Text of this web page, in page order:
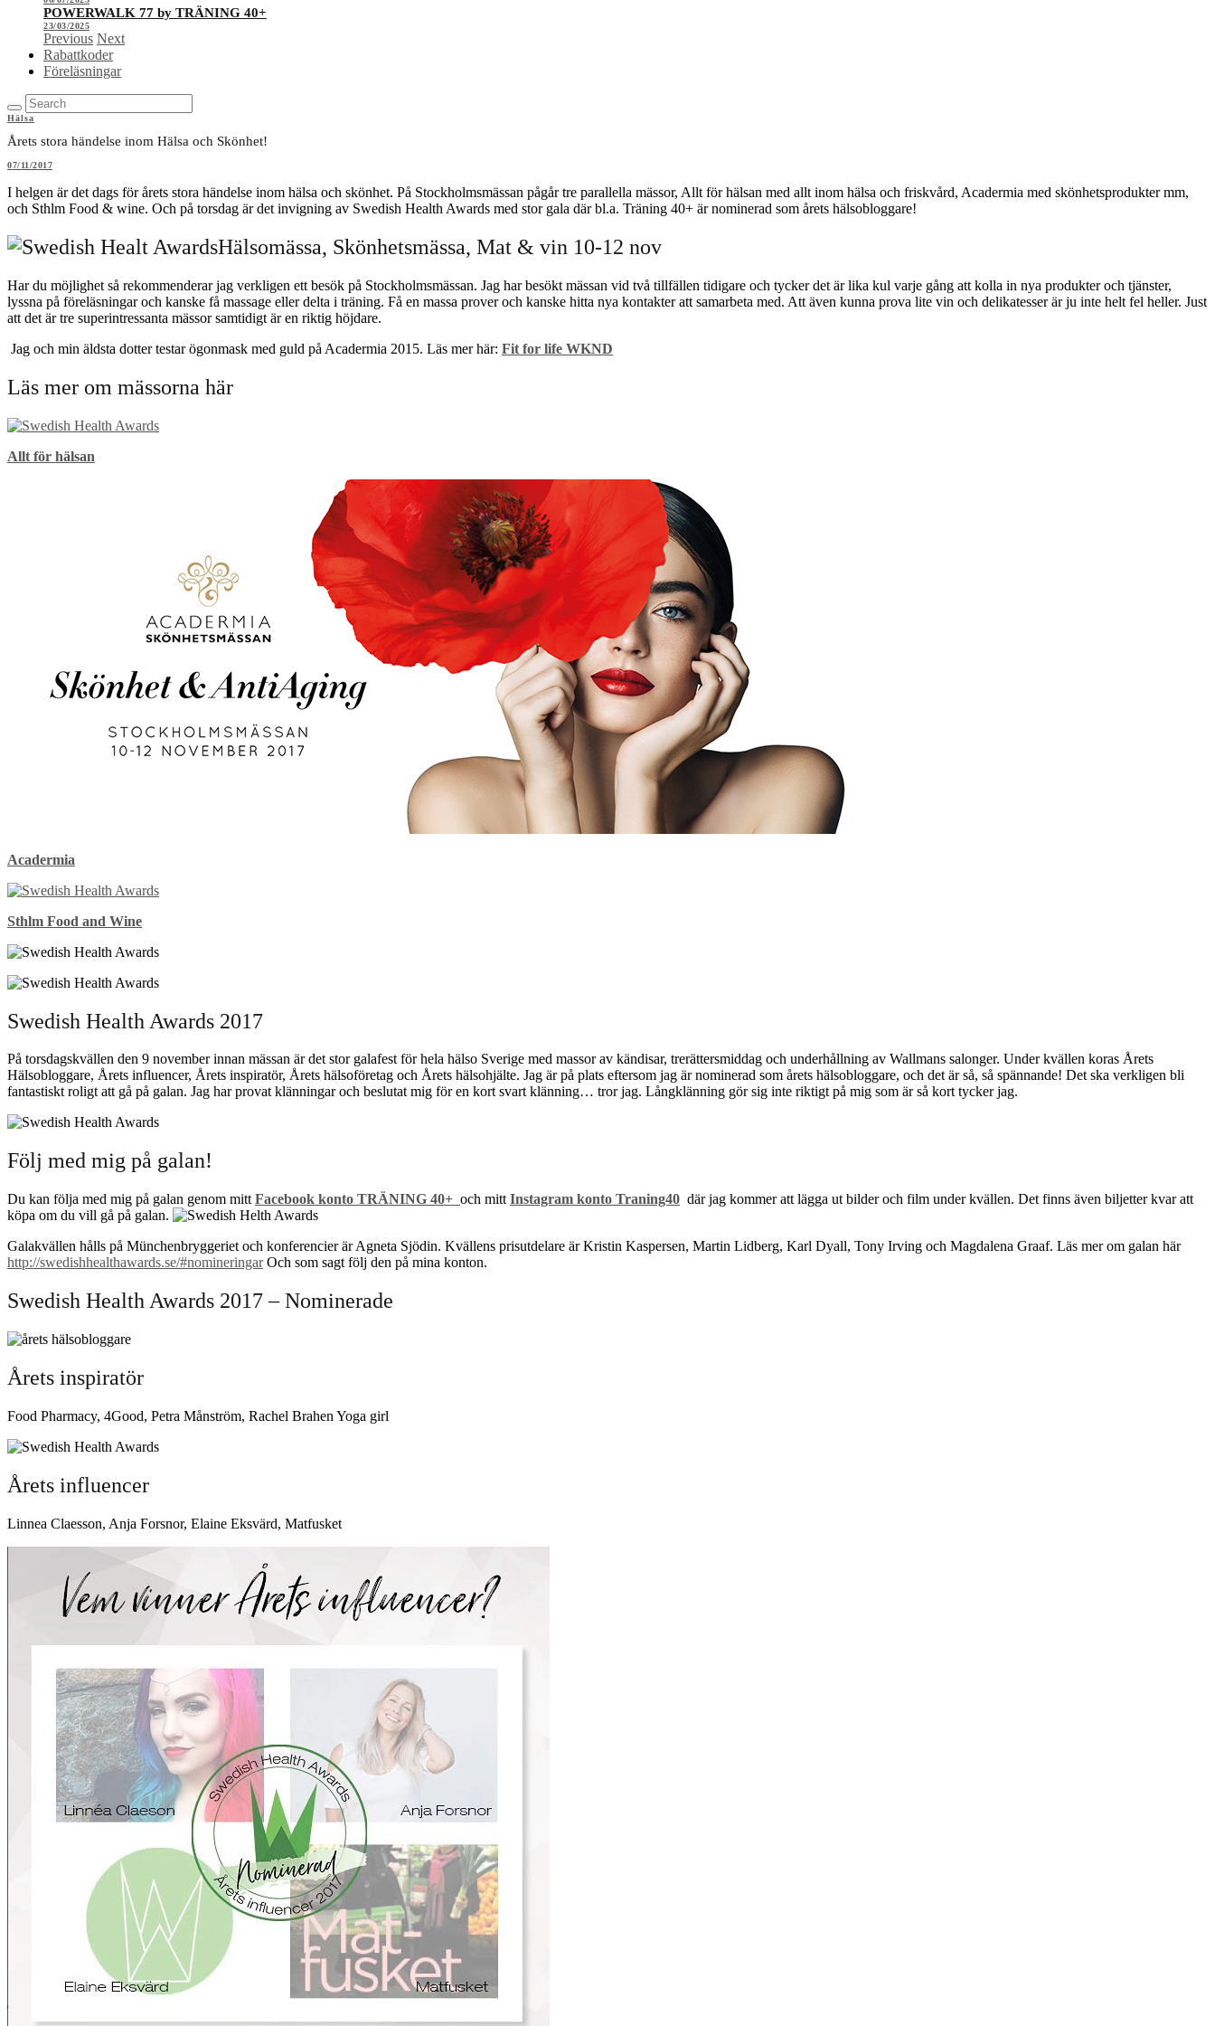
POWERWALK 77 by TRÄNING 40+
23/03/2025
Previous Next
Rabattkoder
Föreläsningar
Hälsa
Årets stora händelse inom Hälsa och Skönhet!
07/11/2017
I helgen är det dags för årets stora händelse inom hälsa och skönhet. På Stockholmsmässan pågår tre parallella mässor, Allt för hälsan med allt inom hälsa och friskvård, Acadermia med skönhetsprodukter mm,
och Sthlm Food & wine. Och på torsdag är det invigning av Swedish Health Awards med stor gala där bl.a. Träning 40+ är nominerad som årets hälsobloggare!
Hälsomässa, Skönhetsmässa, Mat & vin 10-12 nov
Har du möjlighet så rekommenderar jag verkligen ett besök på Stockholmsmässan. Jag har besökt mässan vid två tillfällen tidigare och tycker det är lika kul varje gång att kolla in nya produkter och tjänster,
lyssna på föreläsningar och kanske få massage eller delta i träning. Få en massa prover och kanske hitta nya kontakter att samarbeta med. Att även kunna prova lite vin och delikatesser är ju inte helt fel heller. Just
att det är tre superintressanta mässor samtidigt är en riktig höjdare.
Jag och min äldsta dotter testar ögonmask med guld på Acadermia 2015. Läs mer här: Fit for life WKND
Läs mer om mässorna här
Allt för hälsan
Acadermia
Sthlm Food and Wine
Swedish Health Awards 2017
På torsdagskvällen den 9 november innan mässan är det stor galafest för hela hälso Sverige med massor av kändisar, trerättersmiddag och underhållning av Wallmans salonger. Under kvällen koras Årets
Hälsobloggare, Årets influencer, Årets inspiratör, Årets hälsoföretag och Årets hälsohjälte. Jag är på plats eftersom jag är nominerad som årets hälsobloggare, och det är så, så spännande! Det ska verkligen bli
fantastiskt roligt att gå på galan. Jag har provat klänningar och beslutat mig för en kort svart klänning… tror jag. Långklänning gör sig inte riktigt på mig som är så kort tycker jag.
Följ med mig på galan!
Du kan följa med mig på galan genom mitt Facebook konto TRÄNING 40+ och mitt Instagram konto Traning40 där jag kommer att lägga ut bilder och film under kvällen. Det finns även biljetter kvar att
köpa om du vill gå på galan.
Galakvällen hålls på Münchenbryggeriet och konferencier är Agneta Sjödin. Kvällens prisutdelare är Kristin Kaspersen, Martin Lidberg, Karl Dyall, Tony Irving och Magdalena Graaf. Läs mer om galan här
http://swedishhealthawards.se/#nomineringarOch som sagt följ den på mina konton.
Swedish Health Awards 2017 – Nominerade
Årets inspiratör
Food Pharmacy, 4Good, Petra Månström, Rachel Brahen Yoga girl
Årets influencer
Linnea Claesson, Anja Forsnor, Elaine Eksvärd, Matfusket